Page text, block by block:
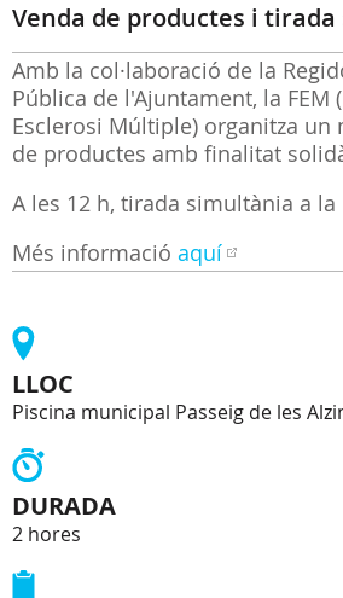
Venda de productes i
Amb la col·laboració de la
Pública de l'Ajuntament, la FEM
Esclerosi Múltiple) organitza un
de productes amb finalitat
A les 12 h, tirada simultània a
Més informació aquí
LLOC
Piscina municipal Passeig de les
DURADA
2 hores